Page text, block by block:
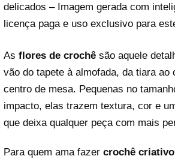
delicados – Imagem gerada com
licença paga e uso exclusivo para
As flores de crochê são aquele
vão do tapete à almofada, da tiara ao
centro de mesa. Pequenas no
impacto, elas trazem textura, cor e
que deixa qualquer peça com mais
Para quem ama fazer crochê criativo